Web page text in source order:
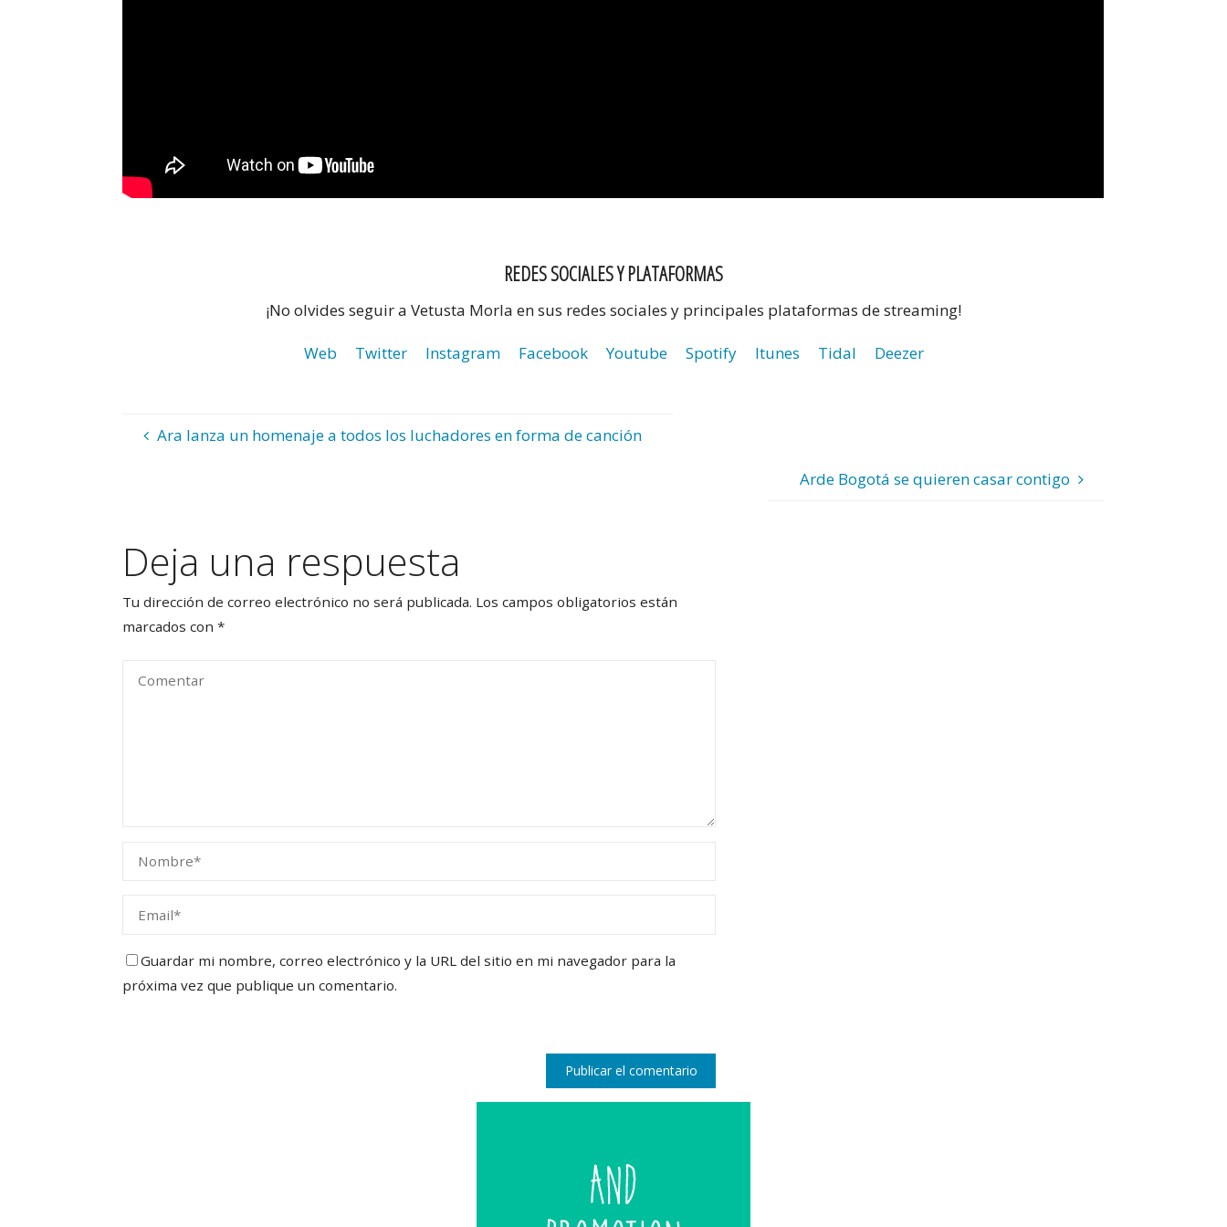
REDES SOCIALES Y PLATAFORMAS
¡No olvides seguir a Vetusta Morla en sus redes sociales y principales plataformas de streaming!
Web Twitter Instagram Facebook Youtube Spotify Itunes Tidal Deezer
Ara lanza un homenaje a todos los luchadores en forma de canción
Arde Bogotá se quieren casar contigo
Deja una respuesta
Tu dirección de correo electrónico no será publicada. Los campos obligatorios están
marcados con*
Guardar mi nombre, correo electrónico y la URL del sitio en mi navegador para la
próxima vez que publique un comentario.